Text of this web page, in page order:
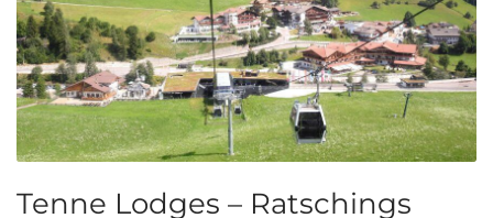
Tenne Lodges – Ratschings